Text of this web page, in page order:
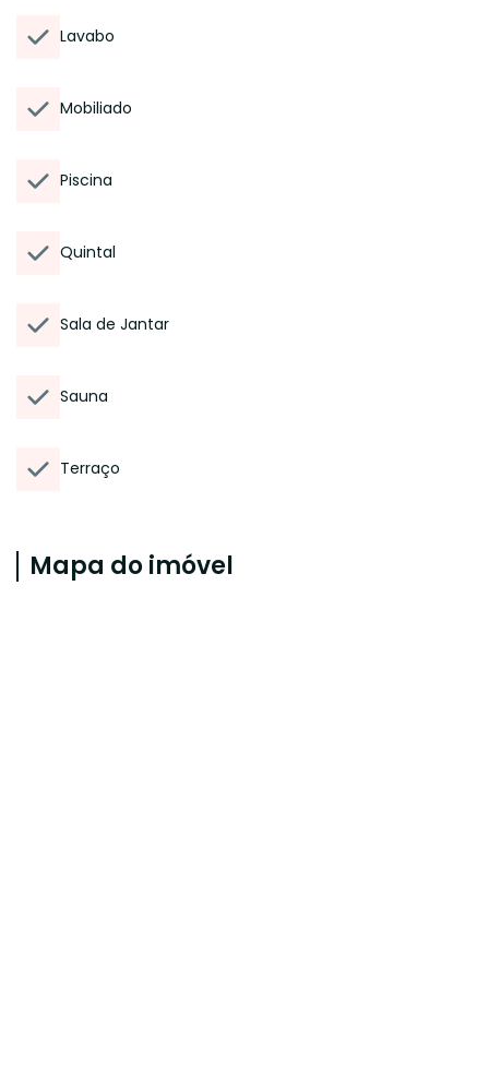
Lavabo
Mobiliado
Piscina
Quintal
Sala de Jantar
Sauna
Terraço
Mapa do imóvel